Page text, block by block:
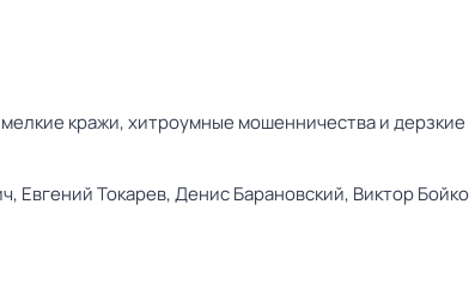
кражи, хитроумные мошенничества и дерзкие
Евгений Токарев,Денис Барановский, Виктор Бойко